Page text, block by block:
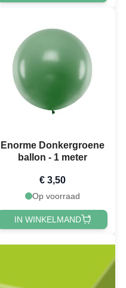
Enorme Donkergroene
ballon - 1 meter
€ 3,50
Op voorraad
IN WINKELMAND